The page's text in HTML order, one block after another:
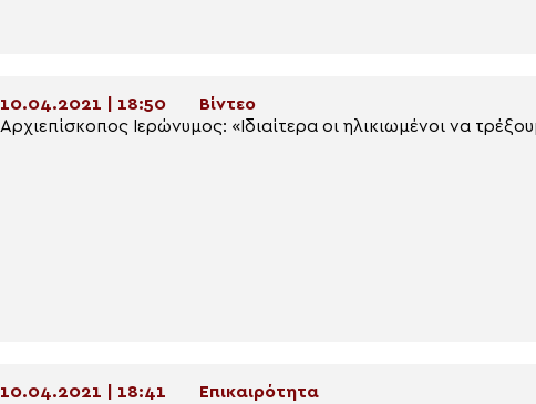
10.04.2021 | 18:50
Βίντεο
Αρχιεπίσκοπος Ιερώνυμος: «Ιδιαίτερα οι ηλικιωμένοι να
10.04.2021 | 18:41
Επικαιρότητα